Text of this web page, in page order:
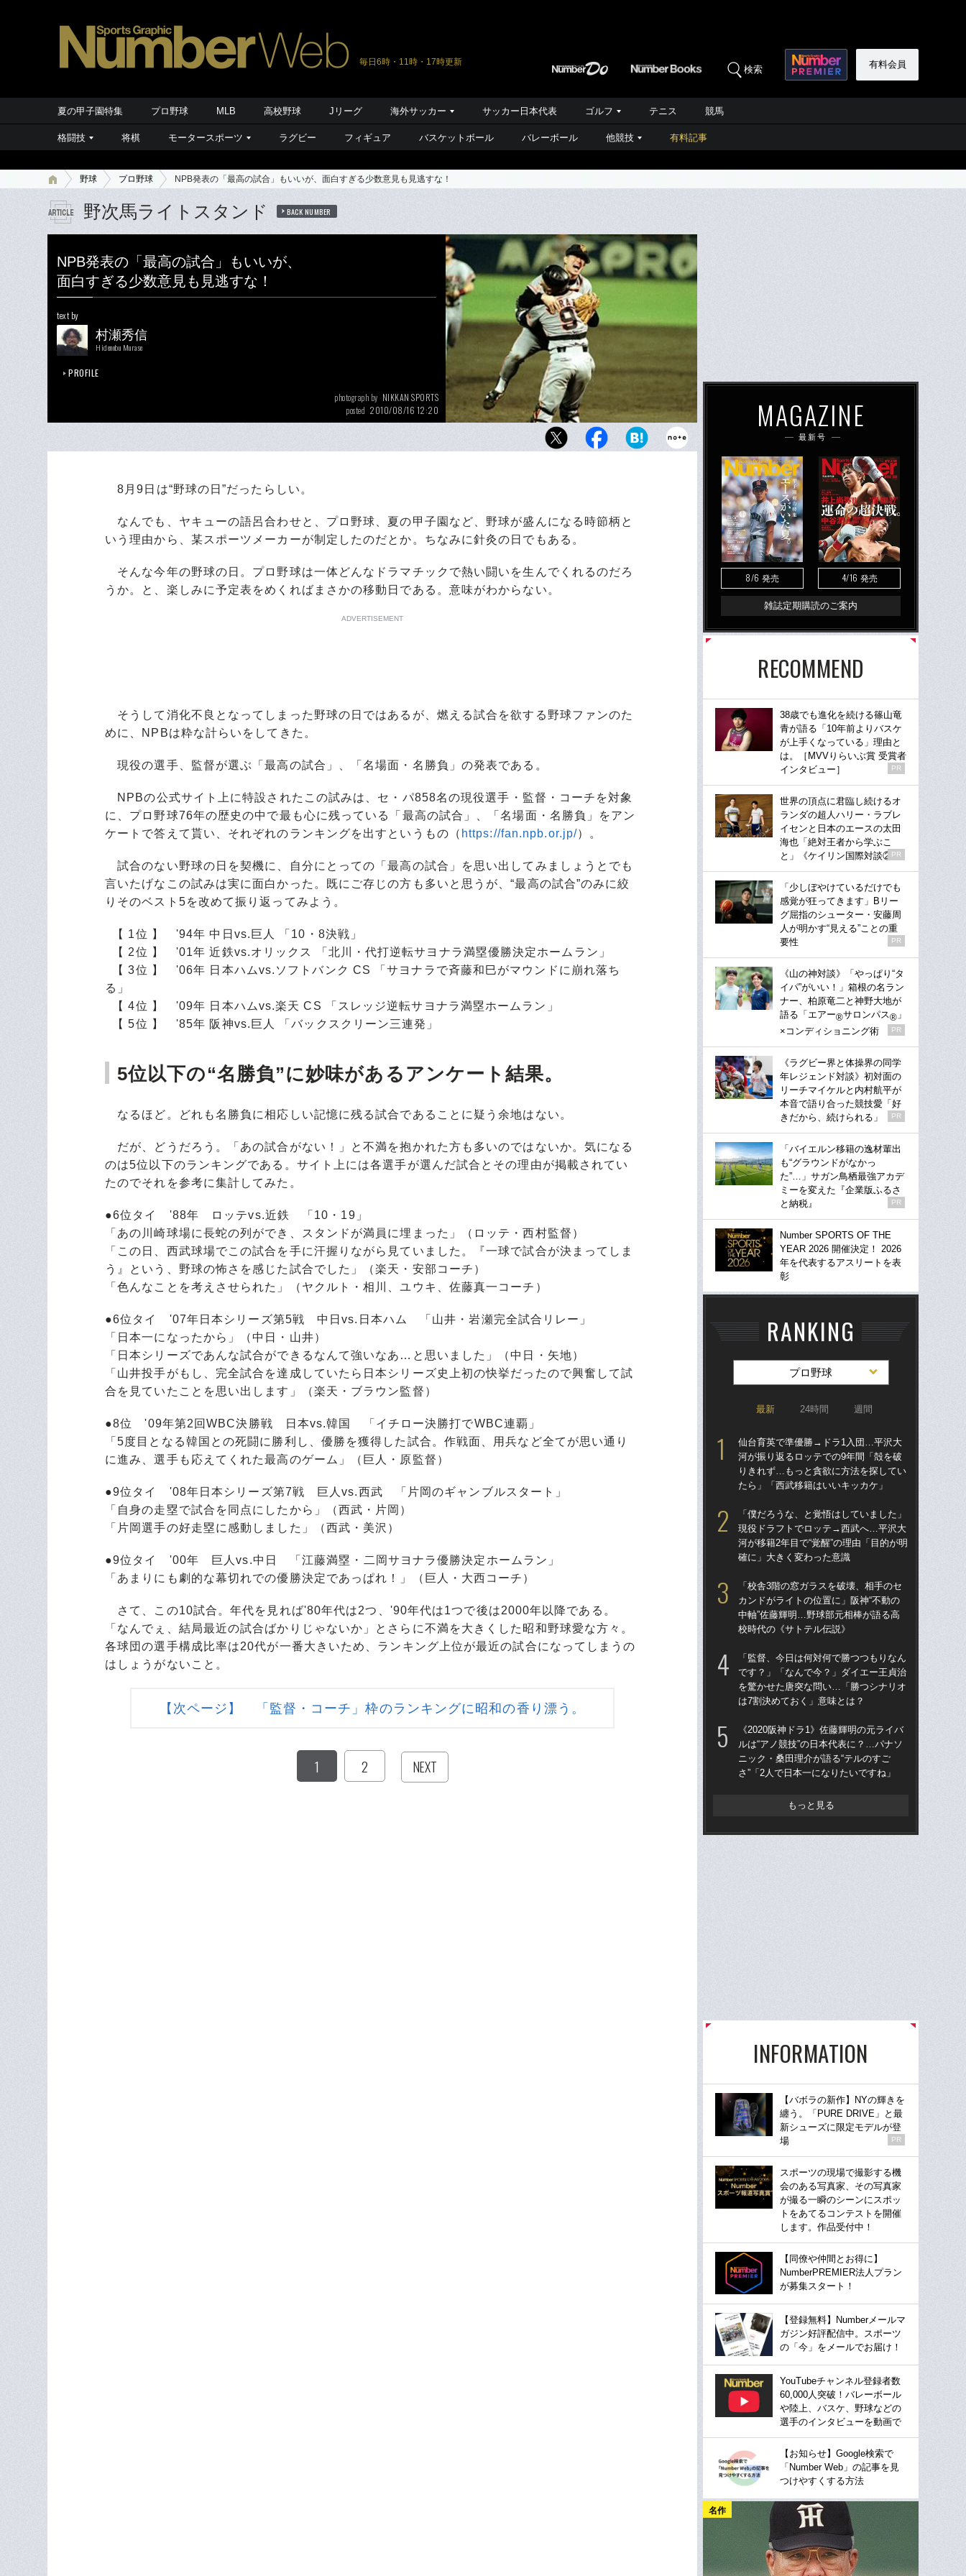
毎日6時・11時・17時更新
検索 有料会員
夏の甲子園特集 プロ野球 MLB 高校野球 Jリーグ 海外サッカー サッカー日本代表 ゴルフ テニス 競馬
格闘技 将棋 モータースポーツ ラグビー フィギュア バスケットボール バレーボール 他競技 有料記事
野球 プロ野球 NPB発表の「最高の試合」もいいが、面白すぎる少数意見も見逃すな！
野次馬ライトスタンド BACK NUMBER
NPB発表の「最高の試合」もいいが、
面白すぎる少数意見も見逃すな！
text by
村瀬秀信
Hidenobu Murase
PROFILE
photograph by NIKKAN SPORTS
posted 2010/08/16 12:20
8月9日は“野球の日”だったらしい。
なんでも、ヤキューの語呂合わせと、プロ野球、夏の甲子園など、野球が盛んになる時節柄と
いう理由から、某スポーツメーカーが制定したのだとか。ちなみに針灸の日でもある。
そんな今年の野球の日。プロ野球は一体どんなドラマチックで熱い闘いを生んでくれるのだろ
うか。と、楽しみに予定表をめくればまさかの移動日である。意味がわからない。
ADVERTISEMENT
そうして消化不良となってしまった野球の日ではあるが、燃える試合を欲する野球ファンのた
めに、NPBは粋な計らいをしてきた。
現役の選手、監督が選ぶ「最高の試合」、「名場面・名勝負」の発表である。
NPBの公式サイト上に特設されたこの試みは、セ・パ858名の現役選手・監督・コーチを対象
に、プロ野球76年の歴史の中で最も心に残っている「最高の試合」、「名場面・名勝負」をアン
ケートで答えて貰い、それぞれのランキングを出すというもの（ https://fan.npb.or.jp/）。
試合のない野球の日を契機に、自分にとっての「最高の試合」を思い出してみましょうとでも
言いたげなこの試みは実に面白かった。既にご存じの方も多いと思うが、“最高の試合”のみに絞
りそのベスト5を改めて振り返ってみよう。
【 1位 】 '94年 中日vs.巨人 「10・8決戦」
【 2位 】 '01年 近鉄vs.オリックス 「北川・代打逆転サヨナラ満塁優勝決定ホームラン」
【 3位 】 '06年 日本ハムvs.ソフトバンク CS 「サヨナラで斉藤和巳がマウンドに崩れ落ち
る」
【 4位 】 '09年 日本ハムvs.楽天 CS 「スレッジ逆転サヨナラ満塁ホームラン」
【 5位 】 '85年 阪神vs.巨人 「バックスクリーン三連発」
5位以下の“名勝負”に妙味があるアンケート結果。
なるほど。どれも名勝負に相応しい記憶に残る試合であることに疑う余地はない。
だが、どうだろう。「あの試合がない！」と不満を抱かれた方も多いのではないか。気になる
のは5位以下のランキングである。サイト上には各選手が選んだ試合とその理由が掲載されてい
たのでそれを参考に集計してみた。
●6位タイ '88年 ロッテvs.近鉄 「10・19」
「あの川崎球場に長蛇の列ができ、スタンドが満員に埋まった」（ロッテ・西村監督）
「この日、西武球場でこの試合を手に汗握りながら見ていました。『一球で試合が決まってしま
う』という、野球の怖さを感じた試合でした」（楽天・安部コーチ）
「色んなことを考えさせられた」（ヤクルト・相川、ユウキ、佐藤真一コーチ）
●6位タイ '07年日本シリーズ第5戦 中日vs.日本ハム 「山井・岩瀬完全試合リレー」
「日本一になったから」（中日・山井）
「日本シリーズであんな試合ができるなんて強いなあ…と思いました」（中日・矢地）
「山井投手がもし、完全試合を達成していたら日本シリーズ史上初の快挙だったので興奮して試
合を見ていたことを思い出します」（楽天・ブラウン監督）
●8位 '09年第2回WBC決勝戦 日本vs.韓国 「イチロー決勝打でWBC連覇」
「5度目となる韓国との死闘に勝利し、優勝を獲得した試合。作戦面、用兵など全てが思い通り
に進み、選手も応えてくれた最高のゲーム」（巨人・原監督）
●9位タイ '08年日本シリーズ第7戦 巨人vs.西武 「片岡のギャンブルスタート」
「自身の走塁で試合を同点にしたから」（西武・片岡）
「片岡選手の好走塁に感動しました」（西武・美沢）
●9位タイ '00年 巨人vs.中日 「江藤満塁・二岡サヨナラ優勝決定ホームラン」
「あまりにも劇的な幕切れでの優勝決定であっぱれ！」（巨人・大西コーチ）
さて、この10試合。年代を見れば'80年代は2つ、'90年代は1つで後は2000年以降である。
「なんでぇ、結局最近の試合ばかりじゃないか」とさらに不満を大きくした昭和野球愛な方々。
各球団の選手構成比率は20代が一番大きいため、ランキング上位が最近の試合になってしまうの
はしょうがないこと。
【次ページ】 「監督・コーチ」枠のランキングに昭和の香り漂う。
1 2 NEXT
MAGAZINE
最新号
8/6 発売 4/16 発売
雑誌定期購読のご案内
RECOMMEND
38歳でも進化を続ける篠山竜
青が語る「10年前よりバスケ
が上手くなっている」理由と
は。［MVVりらいぶ賞 受賞者
インタビュー］
PR
世界の頂点に君臨し続けるオ
ランダの超人ハリー・ラブレ
イセンと日本のエースの太田
海也「絶対王者から学ぶこ
と」《ケイリン国際対談②》
PR
「少しぼやけているだけでも
感覚が狂ってきます」Bリー
グ屈指のシューター・安藤周
人が明かす“見える”ことの重
要性
PR
《山の神対談》「やっぱり“タ
イパ”がいい！」箱根の名ラン
ナー、柏原竜二と神野大地が
語る「エアー®サロンパス® 」
×コンディショニング術
PR
《ラグビー界と体操界の同学
年レジェンド対談》初対面の
リーチマイケルと内村航平が
本音で語り合った競技愛「好
きだから、続けられる」
PR
「バイエルン移籍の逸材輩出
も“グラウンドがなかっ
た”…」サガン鳥栖最強アカデ
ミーを変えた『企業版ふるさ
と納税』
PR
Number SPORTS OF THE
YEAR 2026 開催決定！ 2026
年を代表するアスリートを表
彰
RANKING
プロ野球
最新 24時間 週間
仙台育英で準優勝→ドラ1入団…平沢大
河が振り返るロッテでの9年間「殻を破
りきれず…もっと貪欲に方法を探してい
たら」「西武移籍はいいキッカケ」
「僕だろうな、と覚悟はしていました」
現役ドラフトでロッテ→西武へ…平沢大
河が移籍2年目で“覚醒”の理由「目的が明
確に」大きく変わった意識
「校舎3階の窓ガラスを破壊、相手のセ
カンドがライトの位置に」阪神“不動の
中軸”佐藤輝明…野球部元相棒が語る高
校時代の《サトテル伝説》
「監督、今日は何対何で勝つつもりなん
です？」「なんで今？」ダイエー王貞治
を驚かせた唐突な問い…「勝つシナリオ
は7割決めておく」意味とは？
《2020阪神ドラ1》佐藤輝明の元ライバ
ルは“アノ競技”の日本代表に？…パナソ
ニック・桑田理介が語る“テルのすご
さ”「2人で日本一になりたいですね」
もっと見る
INFORMATION
【バボラの新作】NYの輝きを
纏う。「PURE DRIVE」と最
新シューズに限定モデルが登
場
PR
スポーツの現場で撮影する機
会のある写真家、その写真家
が撮る一瞬のシーンにスポッ
トをあてるコンテストを開催
します。作品受付中！
【同僚や仲間とお得に】
NumberPREMIER法人プラン
が募集スタート！
【登録無料】Numberメールマ
ガジン好評配信中。スポーツ
の「今」をメールでお届け！
YouTubeチャンネル登録者数
60,000人突破！バレーボール
や陸上、バスケ、野球などの
選手のインタビューを動画で
【お知らせ】Google検索で
「Number Web」の記事を見
つけやすくする方法
名作